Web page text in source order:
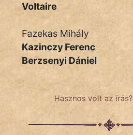
pszichopati
szegény legény
Hoffer Botond
Voltaire
Fazekas Mihály
Kazinczy Ferenc
Berzsenyi Dániel
Hasznos volt az írás?